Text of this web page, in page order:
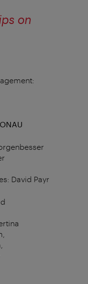
on
David Payr